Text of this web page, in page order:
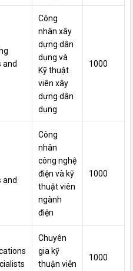
and
Công
nhân xây
dựng dân
dụng và
Kỹ thuật
viên xây
dựng dân
dụng
1000
and
Công
nhân
công nghệ
điện vàkỹ
thuậtviên
ngành
điện
1000
Chuyên
gia kỹ
thuận viễn
1000